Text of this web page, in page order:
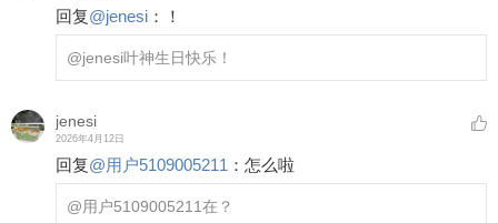
回复@jenesi ： ！
@jenesi叶神生日快乐！
jenesi
2026年4月12日
回复@用户5109005211 ： 怎么啦
@用户5109005211在？